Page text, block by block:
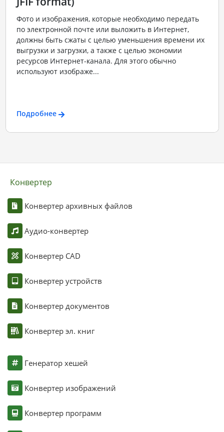
Фото и изображения, которые необходимо передать
по электронной почте или выложить в Интернет,
должны быть сжаты с целью уменьшения времени их
выгрузки и загрузки, а также с целью экономии
ресурсов Интернет-канала. Для этого обычно
используют изображе...
Подробнее
Конвертер
Конвертер архивных файлов
Аудио-конвертер
Конвертер CAD
Конвертер устройств
Конвертер документов
Конвертер эл. книг
Генератор хешей
Конвертер изображений
Конвертер программ